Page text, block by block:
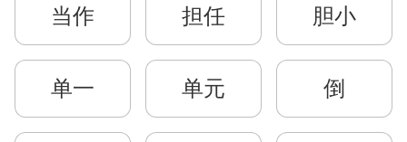
当作 担任 胆小
单一 单元 倒